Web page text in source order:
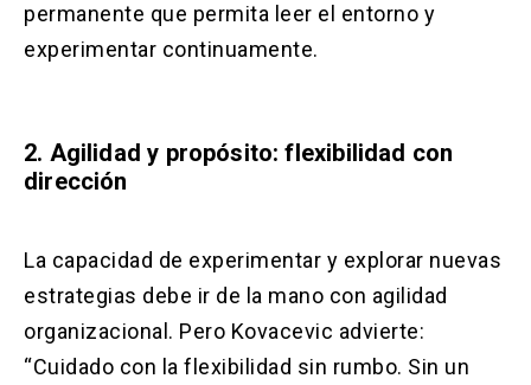
permanente que permita leer el entorno y
experimentar continuamente.
2. Agilidad y propósito: flexibilidad con
dirección
La capacidad de experimentar y explorar nuevas
estrategias debe ir de la mano con agilidad
organizacional. Pero Kovacevic advierte:
“Cuidado con la flexibilidad sin rumbo. Sin un